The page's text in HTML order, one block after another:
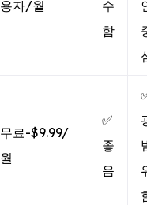
용자/월
수
함
무료-$9.99/
월
✅
좋
음